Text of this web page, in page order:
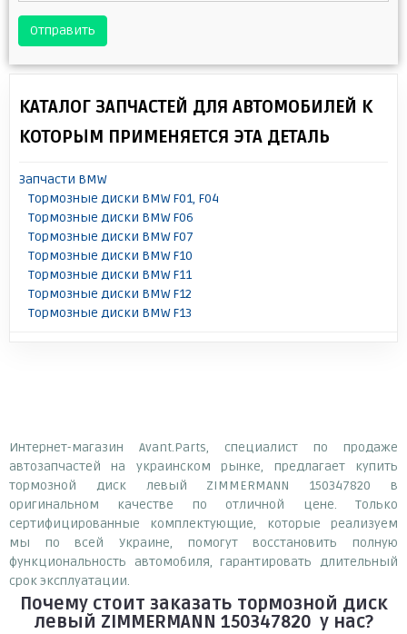
Отправить
КАТАЛОГ ЗАПЧАСТЕЙ ДЛЯ АВТОМОБИЛЕЙ К
КОТОРЫМ ПРИМЕНЯЕТСЯ ЭТА ДЕТАЛЬ
Запчасти BMW
Тормозные диски BMW F01, F04
Тормозные диски BMW F06
Тормозные диски BMW F07
Тормозные диски BMW F10
Тормозные диски BMW F11
Тормозные диски BMW F12
Тормозные диски BMW F13
Интернет-магазин Avant.Parts, специалист по продаже
автозапчастей на украинском рынке, предлагает купить
тормозной диск левый ZIMMERMANN 150347820 в
оригинальном качестве по отличной цене. Только
сертифицированные комплектующие, которые реализуем
мы по всей Украине, помогут восстановить полную
функциональность автомобиля, гарантировать длительный
срок эксплуатации.
Почему стоит заказать тормозной диск
левый ZIMMERMANN 150347820 у нас?